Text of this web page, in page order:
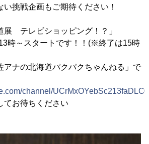
挑戦企画もご期待ください！
展 テレビショッピング！？」
時～スタートです！！(※終了は15時
アナの北海道パクパクちゃんねる」で
channel/
お待ちください